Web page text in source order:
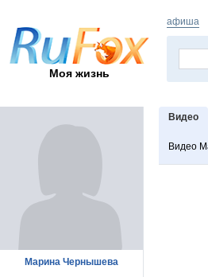
Моя жизнь
афиша
Видео
Видео
Марина Чернышева